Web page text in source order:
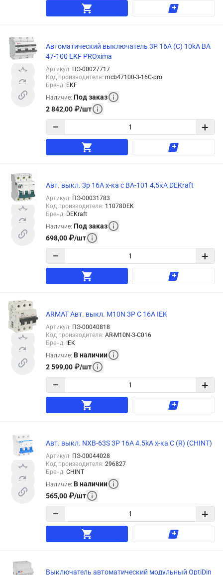
Автоматический выключатель 3P 16А (C) 10kA ВА
47-100 EKF PROxima
Артикул: ПЭ-00027717
Код производителя: mcb47100-3-16C-pro
Бренд: EKF
Наличие: Под заказ
2 842,00 ₽/шт
− +
Авт. выкл. 3р 16А х-ка c ВА-101 4,5кА DEKraft
Артикул: ПЭ-00031783
Код производителя: 11078DEK
Бренд: DEKraft
Наличие: Под заказ
698,00 ₽/шт
− +
ARMAT Авт. выкл. M10N 3P C 16А IEK
Артикул: ПЭ-00040818
Код производителя: AR-M10N-3-C016
Бренд:
IEK
Наличие: В наличии
2 599,00 ₽/шт
− +
Авт. выкл. NXB-63S 3P 16А 4.5kA х-ка C (R) (CHINT)
Артикул: ПЭ-00044028
Код производителя: 296827
Бренд: CHINT
Наличие: В наличии
565,00 ₽/шт
− +
Выключатель автоматический модульный OptiDin